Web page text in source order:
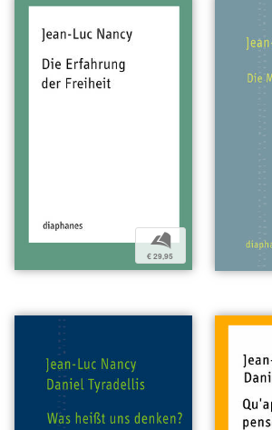
b
€ 29,95